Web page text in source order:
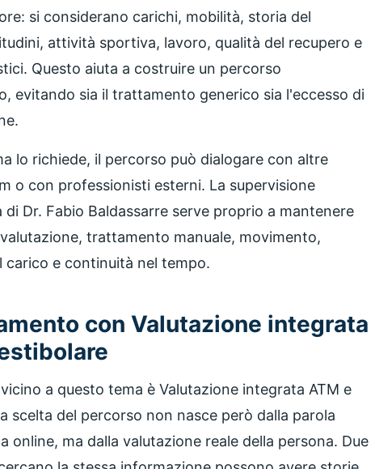
si considerano carichi, mobilità, storia del
attività sportiva, lavoro, qualità del recupero e
Questo aiuta a costruire un percorso
evitando sia il trattamento generico sia l'eccesso di
lo richiede, il percorso può dialogare con altre
o con professionisti esterni. La supervisione
Dr. Fabio Baldassarre serve proprio a mantenere
trattamento manuale, movimento,
carico e continuità nel tempo.
con Valutazione integrata
a questo tema è Valutazione integrata ATM e
scelta del percorso non nasce però dalla parola
online, ma dalla valutazione reale della persona. Due